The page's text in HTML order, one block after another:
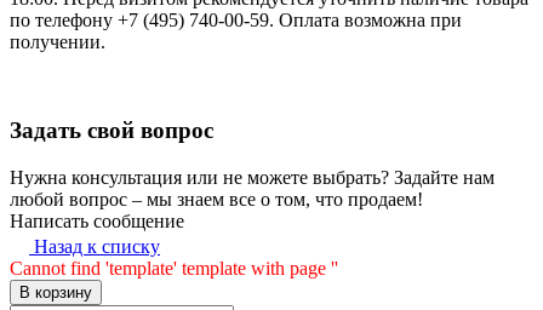
по телефону +7 (495) 740-00-59. Оплата возможна при
получении.
Задать свой вопрос
Нужна консультация или не можете выбрать? Задайте нам
любой вопрос – мы знаем все о том, что продаем!
Написать сообщение
Назад к списку
Cannot find 'template' template with page ''
В корзину